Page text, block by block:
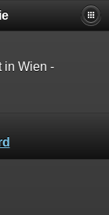
in Wien -